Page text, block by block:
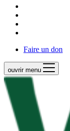
Faire un don
ouvrir menu